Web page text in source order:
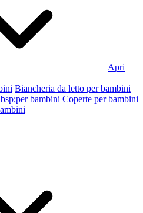
Apri
Biancheria da letto per bambini
bambini Coperte per bambini